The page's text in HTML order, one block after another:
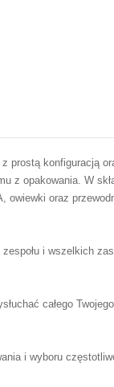
prostą konfiguracją
opakowania. W
owiewki oraz
i wszelkich
całego
i wyboru